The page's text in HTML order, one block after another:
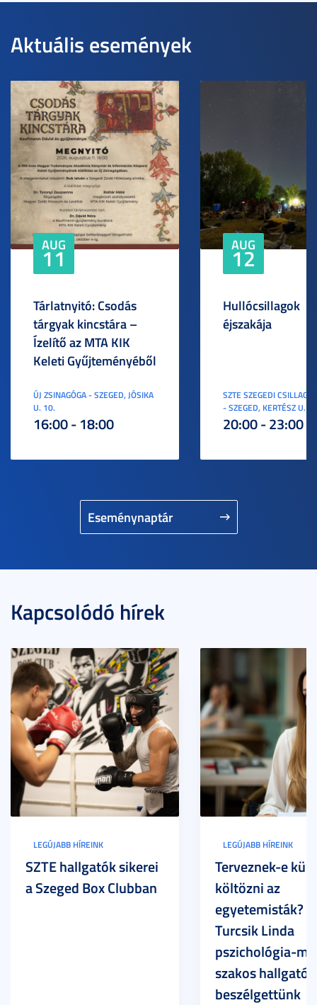
Aktuális események
Eseménynaptár
AUG
11
Tárlatnyitó: Csodás
tárgyak kincstára –
Ízelítő az MTA KIK
Keleti Gyűjteményéből
ÚJ ZSINAGÓGA - SZEGED, JÓSIKA
U. 10.
16:00 - 18:00
AUG
12
Hullócsillagok
éjszakája
SZTE SZEGEDI
- SZEGED, KERTÉSZ U. 3.
20:00 - 23:00
Kapcsolódó hírek
LEGÚJABB HÍREINK
SZTE hallgatók sikerei
a Szeged Box Clubban
LEGÚJABB HÍREINK
Terveznek-e
költözni az
egyetemisták? –
Turcsik Linda
pszichológia-
szakos
beszélgettünk